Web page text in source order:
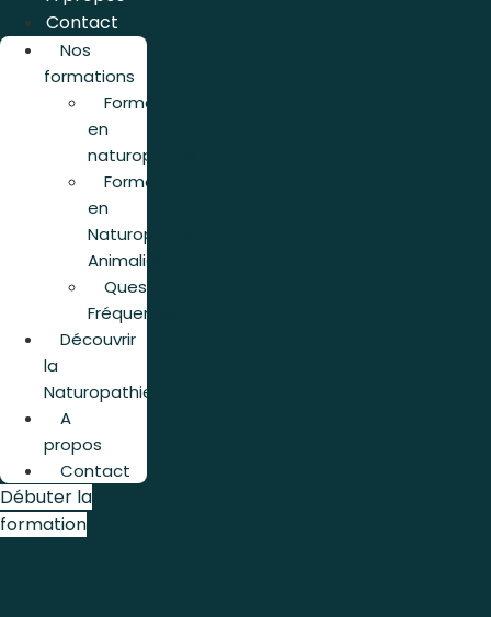
Contact
Nos
formations
Formation
en
naturopathie
Formation
en
Naturopathie
Animalière
Questions
Fréquentes
Découvrir
la
Naturopathie
A
propos
Contact
Débuter la
formation